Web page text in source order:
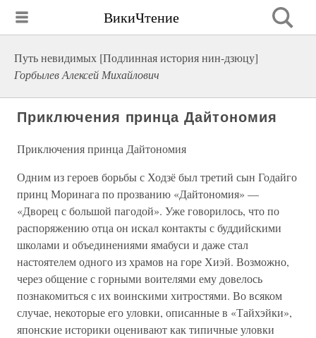
ВикиЧтение
Путь невидимых [Подлинная история нин-дзюцу]
Горбылев Алексей Михайлович
Приключения принца Дайтономия
Приключения принца Дайтономия
Одним из героев борьбы с Ходзё был третий сын Годайго
принц Моринага по прозванию «Дайтономия» —
«Дворец с большой пагодой». Уже говорилось, что по
распоряжению отца он искал контакты с буддийскими
школами и объединениями ямабуси и даже стал
настоятелем одного из храмов на горе Хиэй. Возможно,
через общение с горными воителями ему довелось
познакомиться с их воинскими хитростями. Во всяком
случае, некоторые его уловки, описанные в «Тайхэйки»,
японские историки оценивают как типичные уловки